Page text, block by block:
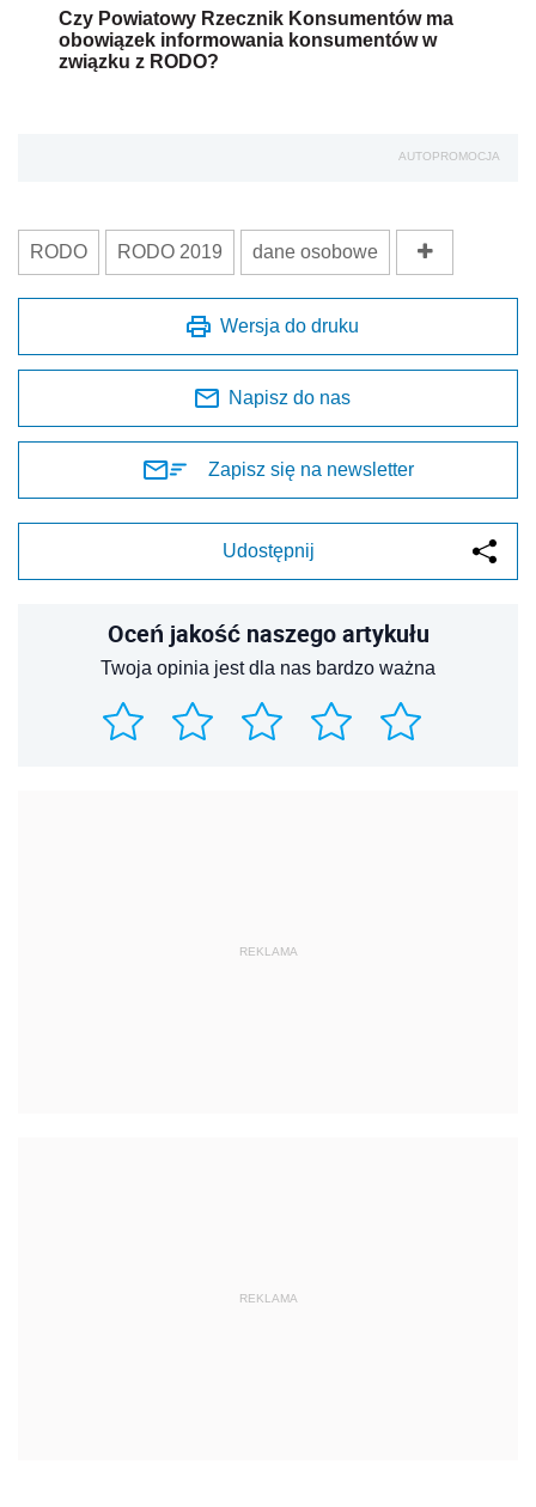
Czy Powiatowy Rzecznik Konsumentów ma
obowiązek informowania konsumentów w
związku z RODO?
AUTOPROMOCJA
RODO RODO 2019 dane osobowe
Wersja do druku
Napisz do nas
Zapisz się na newsletter
Udostępnij
Oceń jakość naszego artykułu
Twoja opinia jest dla nas bardzo ważna
REKLAMA
REKLAMA